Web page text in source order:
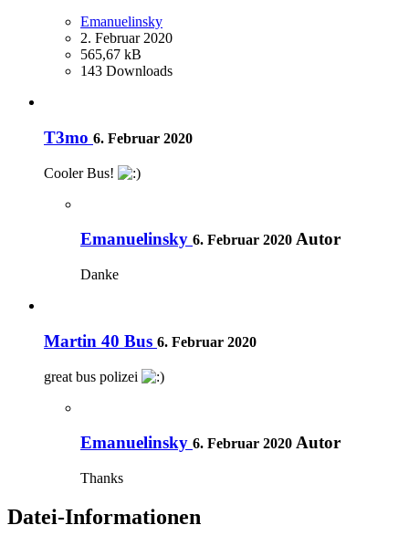
Emanuelinsky
2. Februar 2020
565,67 kB
143 Downloads
T3mo 6. Februar 2020
Cooler Bus!
Emanuelinsky 6. Februar 2020 Autor
Danke
Martin 40 Bus 6. Februar 2020
great bus polizei
Emanuelinsky 6. Februar 2020 Autor
Thanks
Datei-Informationen